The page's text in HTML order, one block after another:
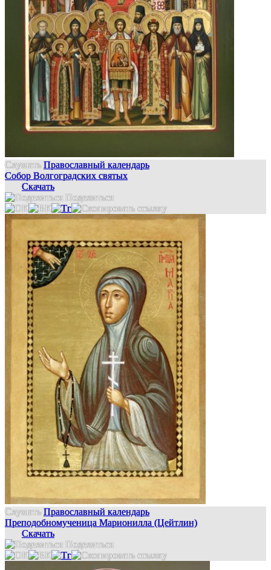
Слушать Православный календарь
Собор Волгоградских святых
Скачать
Поделиться
Слушать Православный календарь
Преподобномученица Марионилла (Цейтлин)
Скачать
Поделиться